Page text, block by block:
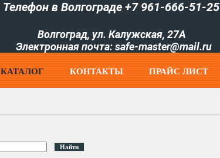
Телефон в Волгограде +7 961-666-51-25
Волгоград, ул. Калужская, 27А
Электронная почта: safe-master@mail.ru
КАТАЛОГ КОНТАКТЫ ПРАЙC ЛИСТ